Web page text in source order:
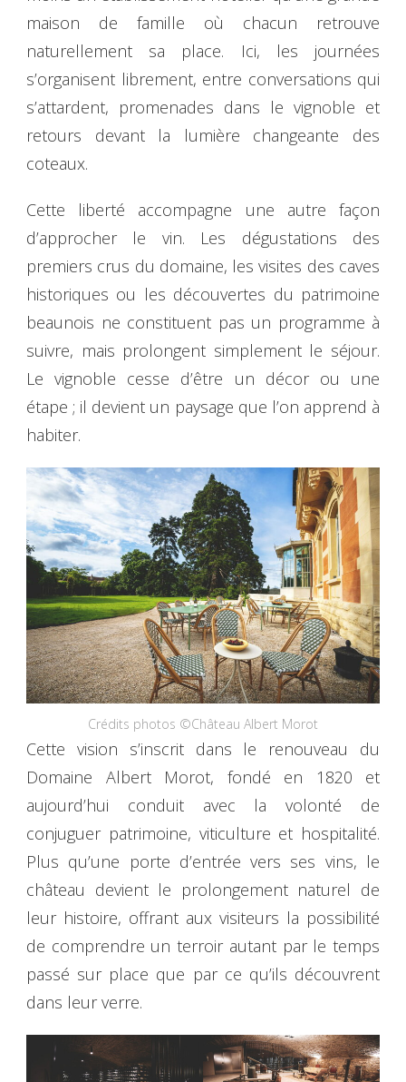
maison de famille où chacun retrouve
naturellement sa place. Ici, les journées
s’organisent librement, entre conversations qui
s’attardent, promenades dans le vignoble et
retours devant la lumière changeante des
coteaux.
Cette liberté accompagne une autre façon
d’approcher le vin. Les dégustations des
premiers crus du domaine, les visites des caves
historiques ou les découvertes du patrimoine
beaunois ne constituent pas un programme à
suivre, mais prolongent simplement le séjour.
Le vignoble cesse d’être un décor ou une
étape ; il devient un paysage que l’on apprend à
habiter.
Crédits photos ©Château Albert Morot
Cette vision s’inscrit dans le renouveau du
Domaine Albert Morot, fondé en 1820 et
aujourd’hui conduit avec la volonté de
conjuguer patrimoine, viticulture et hospitalité.
Plus qu’une porte d’entrée vers ses vins, le
château devient le prolongement naturel de
leur histoire, offrant aux visiteurs la possibilité
de comprendre un terroir autant par le temps
passé sur place que par ce qu’ils découvrent
dans leur verre.